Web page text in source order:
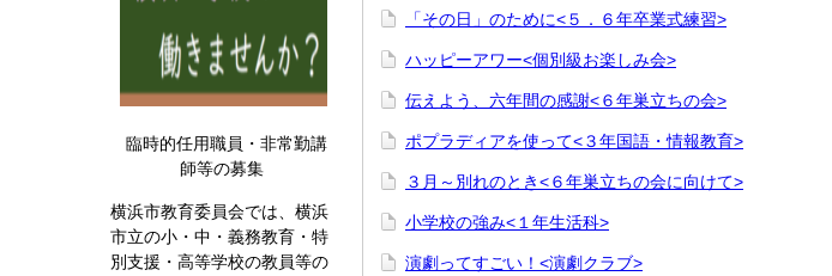
臨時的任用職員・非常勤講
師等の募集
横浜市教育委員会では、横浜
市立の小・中・義務教育・特
別支援・高等学校の教員等の
「その日」のために<５．６年卒業式練習>
ハッピーアワー<個別級お楽しみ会>
伝えよう、六年間の感謝<６年巣立ちの会>
ポプラディアを使って<３年国語・情報教育>
３月～別れのとき<６年巣立ちの会に向けて>
小学校の強み<１年生活科>
演劇ってすごい！<演劇クラブ>